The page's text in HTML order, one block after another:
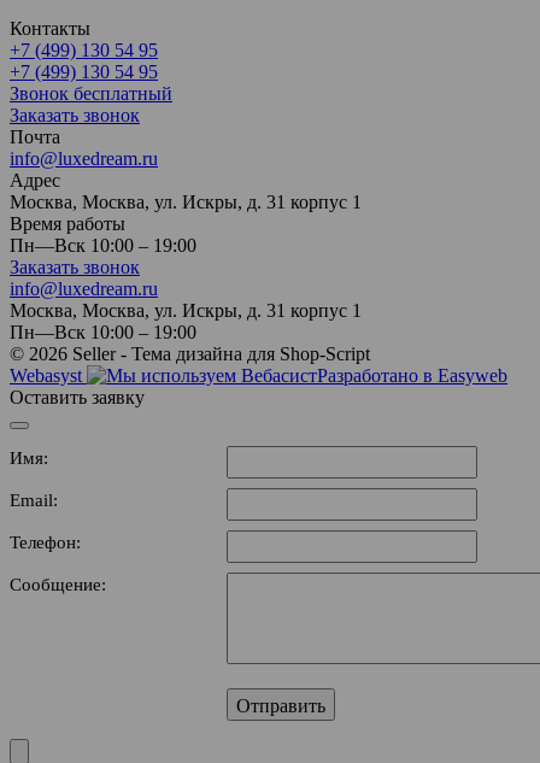
Контакты
+7 (499) 130 54 95
+7 (499) 130 54 95
Звонок бесплатный
Заказать звонок
Почта
info@luxedream.ru
Адрес
Москва, Москва, ул. Искры, д. 31 корпус 1
Время работы
Пн—Вск 10:00 – 19:00
Заказать звонок
info@luxedream.ru
Москва, Москва, ул. Искры, д. 31 корпус 1
Пн—Вск 10:00 – 19:00
© 2026 Seller - Тема дизайна для Shop-Script
Webasyst
Разработано в Easyweb
Оставить заявку
Имя:
Email:
Телефон:
Сообщение: